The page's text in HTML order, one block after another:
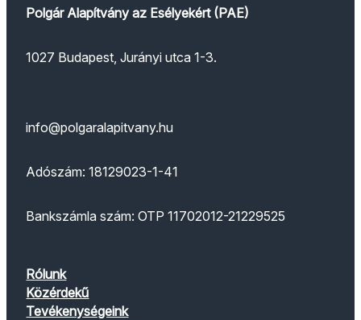
Polgár Alapítvány az Esélyekért (PAE)
1027 Budapest, Jurányi utca 1-3.
info@polgaralapitvany.hu
Adószám: 18129023-1-41
Bankszámla szám: OTP 11702012-21229525
Rólunk
Közérdekű
Tevékenységeink